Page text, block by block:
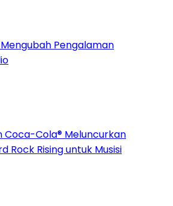
Mengubah Pengalaman
Coca-Cola® Meluncurkan
Rock Rising untuk Musisi